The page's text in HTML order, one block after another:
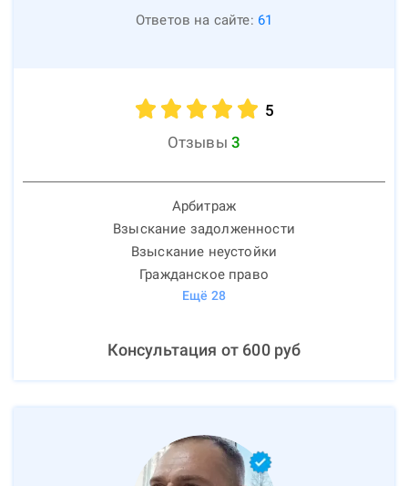
Ответов на сайте: 61
5
Отзывы 3
Арбитраж
Взыскание задолженности
Взыскание неустойки
Гражданское право
Ещё 28
Консультация от 600руб